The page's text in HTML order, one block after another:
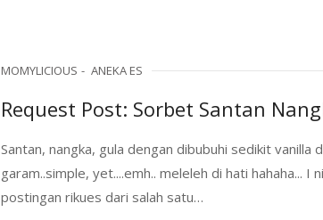
MOMYLICIOUS ANEKA ES
Request Post: Sorbet Santan
Santan, nangka, gula dengan dibubuhi sedikit vanilla
garam..simple, yet....emh.. meleleh di hati hahaha... I ni
postingan rikues dari salah satu…